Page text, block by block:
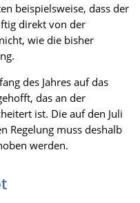
beispielsweise, dass der
direkt von der
wie die bisher
des Jahres auf das
das an der
ist. Die auf den Juli
Regelung muss deshalb
werden.